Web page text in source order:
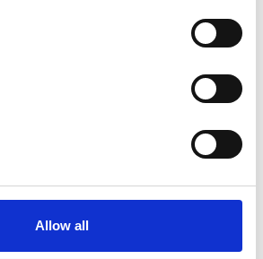
Allow all
rejsekoncern Aller Leisure og drives
14.000 krydstogter